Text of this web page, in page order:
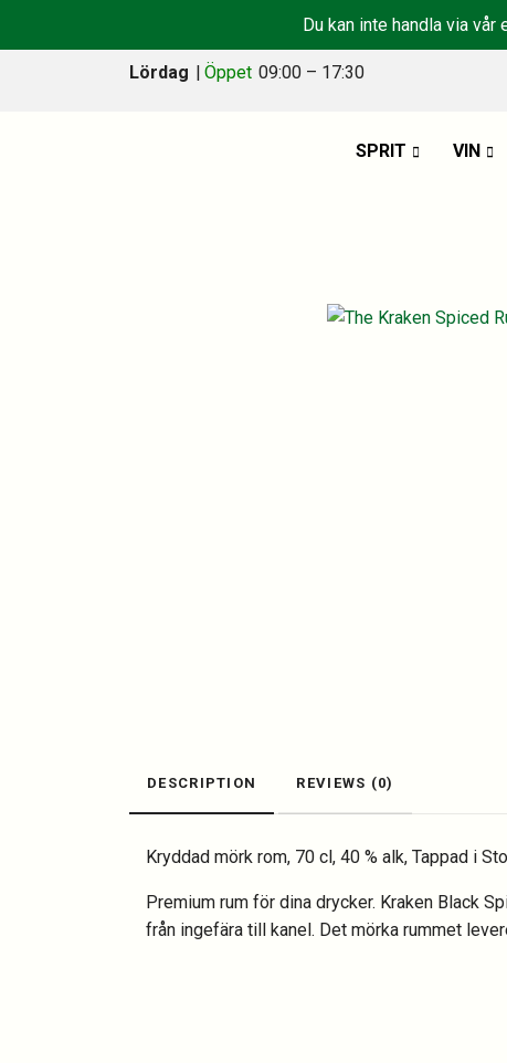
Du kan inte handla via
Lördag | Öppet 09:00 – 17:30
SPRIT VIN
DESCRIPTION REVIEWS (0)
Kryddad mörk rom, 70 cl, 40 % alk, Tappad i
Premium rum för dina drycker. Kraken Black
från ingefära till kanel. Det mörka rummet